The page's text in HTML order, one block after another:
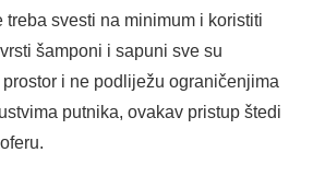
treba svesti na minimum i koristiti
šamponi i sapuni sve su
i ne podliježu ograničenjima
putnika, ovakav pristup štedi